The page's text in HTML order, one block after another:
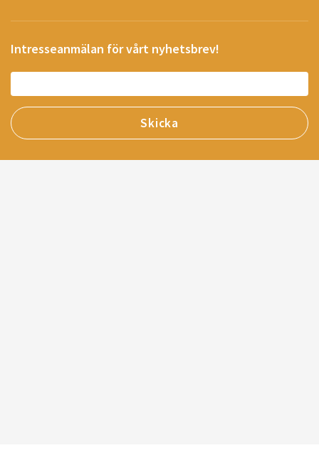
Intresseanmälan för vårt nyhetsbrev!